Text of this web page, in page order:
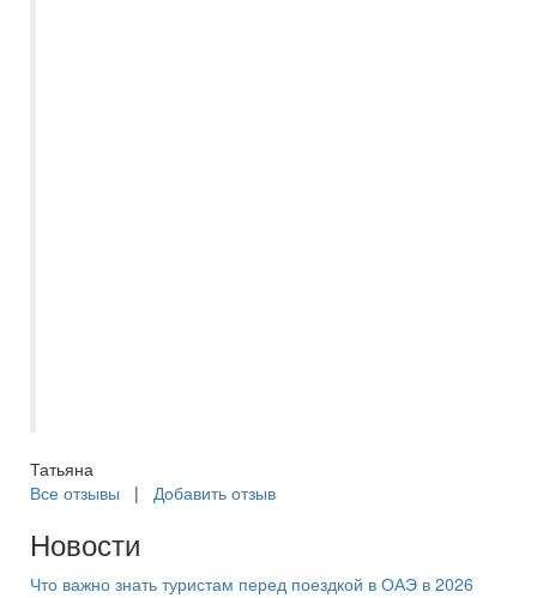
Татьяна
Все отзывы | Добавить отзыв
Новости
Что важно знать туристам перед поездкой в ОАЭ в 2026